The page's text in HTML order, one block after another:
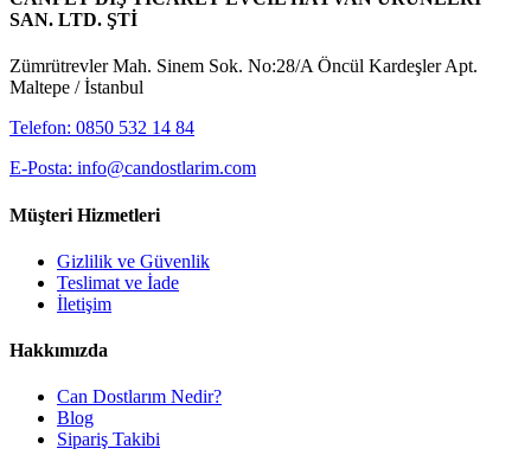
SAN. LTD. ŞTİ
Zümrütrevler Mah. Sinem Sok. No:28/A Öncül Kardeşler Apt.
Maltepe / İstanbul
Telefon: 0850 532 14 84
E-Posta: info@candostlarim.com
Müşteri Hizmetleri
Gizlilik ve Güvenlik
Teslimat ve İade
İletişim
Hakkımızda
Can Dostlarım Nedir?
Blog
Sipariş Takibi